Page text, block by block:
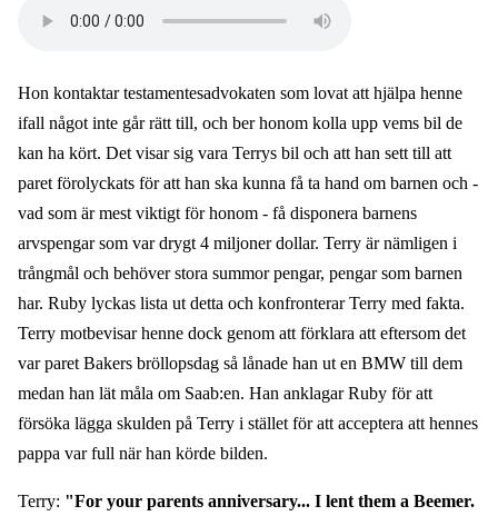
Hon kontaktar testamentesadvokaten som lovat att hjälpa henne
ifall något inte går rätt till, och ber honom kolla upp vems bil de
kan ha kört. Det visar sig vara Terrys bil och att han sett till att
paret förolyckats för att han ska kunna få ta hand om barnen och -
vad som är mest viktigt för honom - få disponera barnens
arvspengar som var drygt 4 miljoner dollar. Terry är nämligen i
trångmål och behöver stora summor pengar, pengar som barnen
har. Ruby lyckas lista ut detta och konfronterar Terry med fakta.
Terry motbevisar henne dock genom att förklara att eftersom det
var paret Bakers bröllopsdag så lånade han ut en BMW till dem
medan han lät måla om Saab:en. Han anklagar Ruby för att
försöka lägga skulden på Terry i stället för att acceptera att hennes
pappa var full när han körde bilden.
Terry: "For your parents anniversary... I lent them a Beemer.